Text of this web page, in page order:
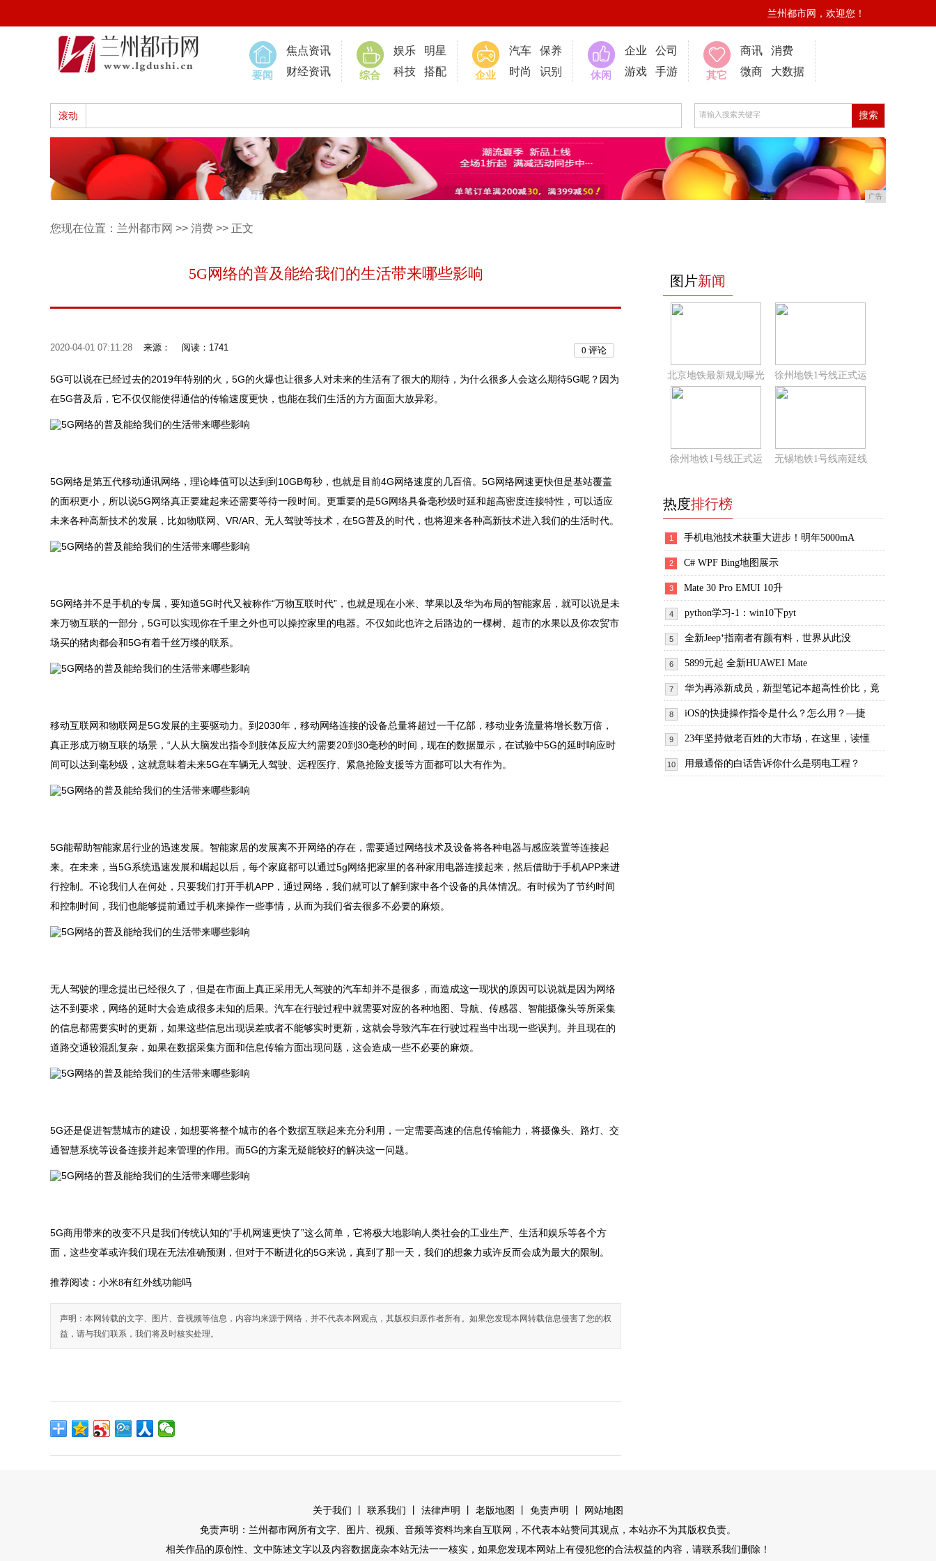
兰州都市网，欢迎您！
要闻
焦点资讯
财经资讯
综合
娱乐
明星
科技
搭配 企业
汽车
保养
时尚
识别 休闲
企业
公司
游戏
手游 其它
商讯
消费
微商
大数据
滚动
广告
您现在位置： 兰州都市网 >> 消费 >> 正文
5G网络的普及能给我们的生活带来哪些影响
2020-04-01 07:11:28 来源： 阅读：1741 0 评论
5G可以说在已经过去的2019年特别的火，5G的火爆也让很多人对未来的生活有了很大的期待，为什么很多人会这么期待5G呢？因为
在5G普及后，它不仅仅能使得通信的传输速度更快，也能在我们生活的方方面面大放异彩。
5G网络是第五代移动通讯网络，理论峰值可以达到到10GB每秒，也就是目前4G网络速度的几百倍。5G网络网速更快但是基站覆盖
的面积更小，所以说5G网络真正要建起来还需要等待一段时间。更重要的是5G网络具备毫秒级时延和超高密度连接特性，可以适应
未来各种高新技术的发展，比如物联网、VR/AR、无人驾驶等技术，在5G普及的时代，也将迎来各种高新技术进入我们的生活时代。
5G网络并不是手机的专属，要知道5G时代又被称作“万物互联时代”，也就是现在小米、苹果以及华为布局的智能家居，就可以说是未
来万物互联的一部分，5G可以实现你在千里之外也可以操控家里的电器。不仅如此也许之后路边的一棵树、超市的水果以及你农贸市
场买的猪肉都会和5G有着千丝万缕的联系。
移动互联网和物联网是5G发展的主要驱动力。到2030年，移动网络连接的设备总量将超过一千亿部，移动业务流量将增长数万倍，
真正形成万物互联的场景，“人从大脑发出指令到肢体反应大约需要20到30毫秒的时间，现在的数据显示，在试验中5G的延时响应时
间可以达到毫秒级，这就意味着未来5G在车辆无人驾驶、远程医疗、紧急抢险支援等方面都可以大有作为。
5G能帮助智能家居行业的迅速发展。智能家居的发展离不开网络的存在，需要通过网络技术及设备将各种电器与感应装置等连接起
来。在未来，当5G系统迅速发展和崛起以后，每个家庭都可以通过5g网络把家里的各种家用电器连接起来，然后借助于手机APP来进
行控制。不论我们人在何处，只要我们打开手机APP，通过网络，我们就可以了解到家中各个设备的具体情况。有时候为了节约时间
和控制时间，我们也能够提前通过手机来操作一些事情，从而为我们省去很多不必要的麻烦。
无人驾驶的理念提出已经很久了，但是在市面上真正采用无人驾驶的汽车却并不是很多，而造成这一现状的原因可以说就是因为网络
达不到要求，网络的延时大会造成很多未知的后果。汽车在行驶过程中就需要对应的各种地图、导航、传感器、智能摄像头等所采集
的信息都需要实时的更新，如果这些信息出现误差或者不能够实时更新，这就会导致汽车在行驶过程当中出现一些误判。并且现在的
道路交通较混乱复杂，如果在数据采集方面和信息传输方面出现问题，这会造成一些不必要的麻烦。
5G还是促进智慧城市的建设，如想要将整个城市的各个数据互联起来充分利用，一定需要高速的信息传输能力，将摄像头、路灯、交
通智慧系统等设备连接并起来管理的作用。而5G的方案无疑能较好的解决这一问题。
5G商用带来的改变不只是我们传统认知的“手机网速更快了”这么简单，它将极大地影响人类社会的工业生产、生活和娱乐等各个方
面，这些变革或许我们现在无法准确预测，但对于不断进化的5G来说，真到了那一天，我们的想象力或许反而会成为最大的限制。
推荐阅读： 小米8有红外线功能吗
声明：本网转载的文字、图片、音视频等信息，内容均来源于网络，并不代表本网观点，其版权归原作者所有。如果您发现本网转载信息侵害了您的权
益，请与我们联系，我们将及时核实处理。
图片新闻
北京地铁最新规划曝光 徐州地铁1号线正式运
徐州地铁1号线正式运 无锡地铁1号线南延线
热度排行榜
1 手机电池技术获重大进步！明年5000mA
2 C# WPF Bing地图展示
3 Mate 30 Pro EMUI 10升
4 python学习-1：win10下pyt
5 全新Jeep⁺指南者有颜有料，世界从此没
6 5899元起 全新HUAWEI Mate
7 华为再添新成员，新型笔记本超高性价比，竟
8 iOS的快捷操作指令是什么？怎么用？—捷
9 23年坚持做老百姓的大市场，在这里，读懂
10 用最通俗的白话告诉你什么是弱电工程？
关于我们 联系我们 法律声明 老版地图 免责声明 网站地图
免责声明：兰州都市网所有文字、图片、视频、音频等资料均来自互联网，不代表本站赞同其观点，本站亦不为其版权负责。
相关作品的原创性、文中陈述文字以及内容数据庞杂本站无法一一核实，如果您发现本网站上有侵犯您的合法权益的内容，请联系我们删除！